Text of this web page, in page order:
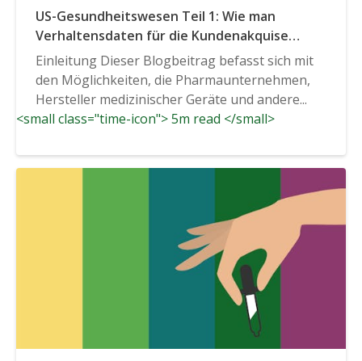
US-Gesundheitswesen Teil 1: Wie man
Verhaltensdaten für die Kundenakquise
nutzt
Einleitung Dieser Blogbeitrag befasst sich mit
den Möglichkeiten, die Pharmaunternehmen,
Hersteller medizinischer Geräte und andere...
<small class="time-icon"> 5m read </small>